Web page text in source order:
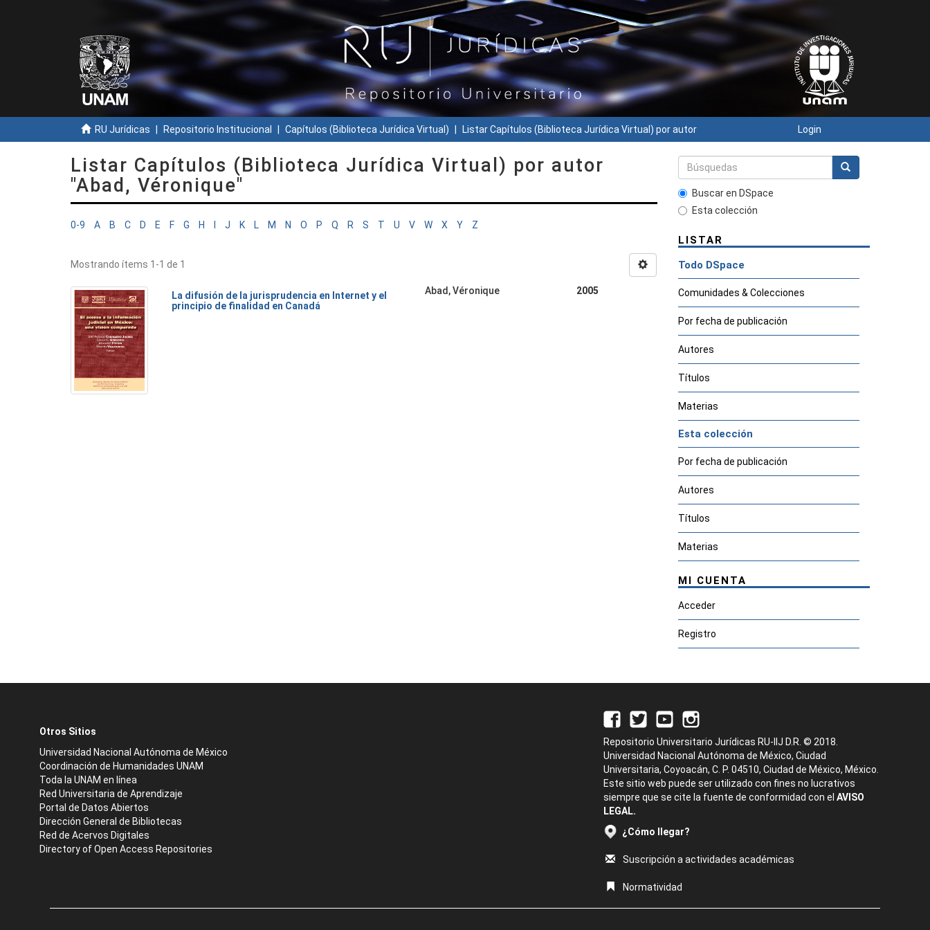
RU Jurídicas Repositorio Institucional Capítulos (Biblioteca Jurídica Virtual) Listar Capítulos (Biblioteca Jurídica Virtual) por autor Login
Listar Capítulos (Biblioteca Jurídica Virtual) por autor
"Abad, Véronique"
0-9 A B C D E F G H J K L M N O P Q R S T U V W X Y Z
Mostrando ítems 1-1 de 1
La difusión de la jurisprudencia en Internet y el
principio de finalidad en Canadá
Abad, Véronique 2005
Buscar en DSpace
Esta colección
LISTAR
Todo DSpace
Comunidades & Colecciones
Por fecha de publicación
Autores
Títulos
Materias
Esta colección
Por fecha de publicación
Autores
Títulos
Materias
MI CUENTA
Acceder
Registro
Otros Sitios
Universidad Nacional Autónoma de México
Coordinación de Humanidades UNAM
Toda la UNAM en línea
Red Universitaria de Aprendizaje
Portal de Datos Abiertos
Dirección General de Bibliotecas
Red de Acervos Digitales
Directory of Open Access Repositories
Repositorio Universitario Jurídicas RU-IIJ D.R. © 2018.
Universidad Nacional Autónoma de México, Ciudad
Universitaria, Coyoacán, C. P. 04510, Ciudad de México, México.
Este sitio web puede ser utilizado con fines no lucrativos
siempre que se cite la fuente de conformidad con el AVISO
LEGAL.
¿Cómo llegar?
Suscripción a actividades académicas
Normatividad